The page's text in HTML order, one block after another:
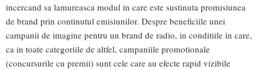
incercand sa lamureasca modul in care este sustinuta promisiunea
de brand prin continutul emisiunilor. Despre beneficiile unei
campanii de imagine pentru un brand de radio, in conditiile in care,
ca in toate categoriile de altfel, campaniile promotionale
(concursurile cu premii) sunt cele care au efecte rapid vizibile